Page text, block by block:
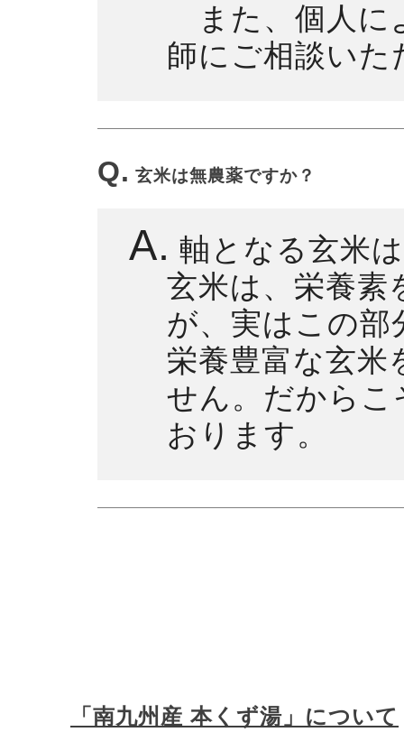
また、個人に
師にご相談い
Q. 玄米は無農薬ですか？
A. 軸となる玄米
玄米は、栄養素
が、実はこの
栄養豊富な玄米
せん。だからこ
おります。
「南九州産 本くず湯」について